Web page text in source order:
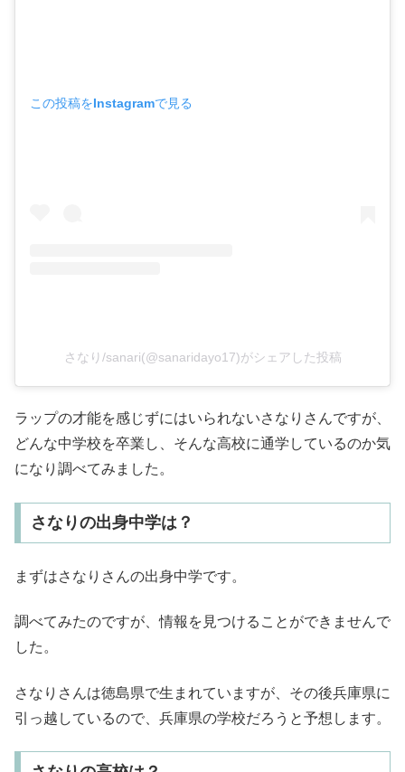
この投稿をInstagramで見る
さなり/sanari(@sanaridayo17)がシェアした投稿
ラップの才能を感じずにはいられないさなりさんですが、
どんな中学校を卒業し、そんな高校に通学しているのか気
になり調べてみました。
さなりの出身中学は？
まずはさなりさんの出身中学です。
調べてみたのですが、情報を見つけることができませんで
した。
さなりさんは徳島県で生まれていますが、その後兵庫県に
引っ越しているので、兵庫県の学校だろうと予想します。